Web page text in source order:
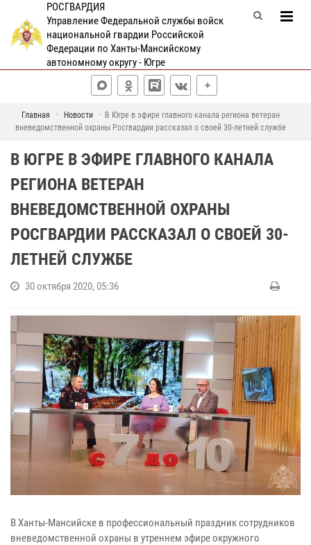
РОСГВАРДИЯ
Управление Федеральной службы войск
национальной гвардии Российской
Федерации по Ханты-Мансийскому
автономному округу - Югре
Главная Новости
В Югре в эфире главного канала региона ветеран
вневедомственной охраны Росгвардии рассказал о своей 30-летней службе
В ЮГРЕ В ЭФИРЕ ГЛАВНОГО КАНАЛА
РЕГИОНА ВЕТЕРАН
ВНЕВЕДОМСТВЕННОЙ ОХРАНЫ
РОСГВАРДИИ РАССКАЗАЛ О СВОЕЙ 30-
ЛЕТНЕЙ СЛУЖБЕ
30 октября 2020, 05:36
В Ханты-Мансийске в профессиональный праздник сотрудников
вневедомственной охраны в утреннем эфире окружного